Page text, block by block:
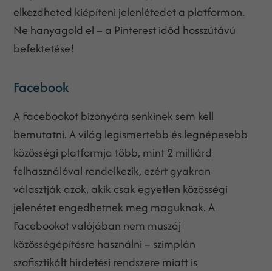
elkezdheted kiépíteni jelenlétedet a platformon.
Ne hanyagold el – a Pinterest időd hosszútávú
befektetése!
Facebook
A Facebookot bizonyára senkinek sem kell
bemutatni. A világ legismertebb és legnépesebb
közösségi platformja több, mint 2 milliárd
felhasználóval rendelkezik, ezért gyakran
választják azok, akik csak egyetlen közösségi
jelenétet engedhetnek meg maguknak. A
Facebookot valójában nem muszáj
közösségépítésre használni – szimplán
szofisztikált hirdetési rendszere miatt is